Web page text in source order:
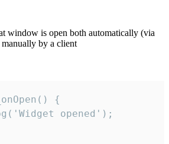
window is open both automatically (via
by a client
{
opened');